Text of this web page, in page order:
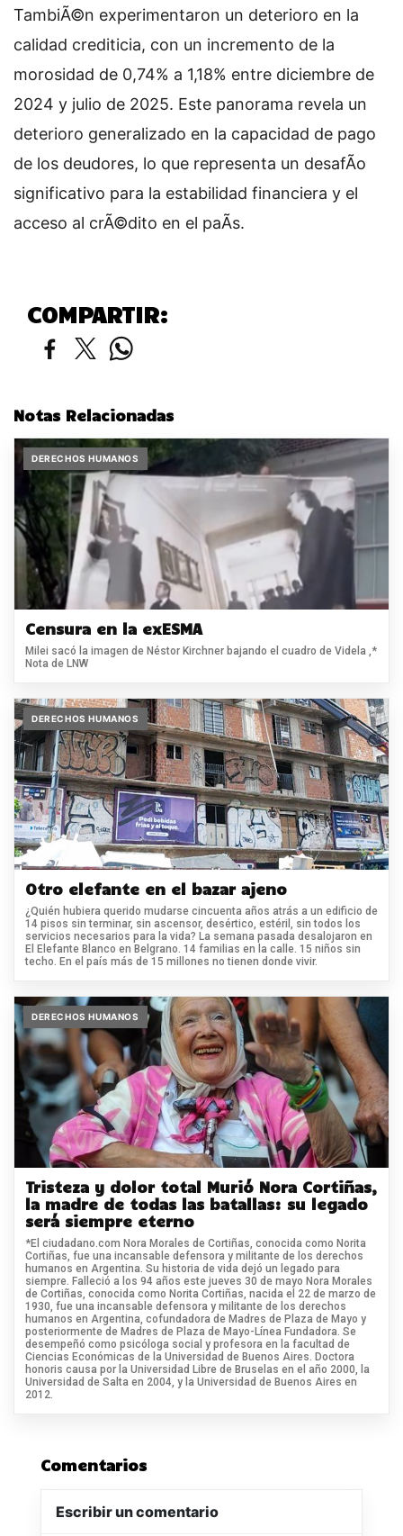
TambiÃ©n experimentaron un deterioro en la
calidad crediticia, con un incremento de la
morosidad de 0,74% a 1,18% entre diciembre de
2024 y julio de 2025. Este panorama revela un
deterioro generalizado en la capacidad de pago
de los deudores, lo que representa un desafÃ­o
significativo para la estabilidad financiera y el
acceso al crÃ©dito en el paÃ­s.
COMPARTIR:
Notas Relacionadas
DERECHOS HUMANOS
Censura en la exESMA
Milei sacó la imagen de Néstor Kirchner bajando el cuadro de Videla ,*
Nota de LNW
DERECHOS HUMANOS
Otro elefante en el bazar ajeno
¿Quién hubiera querido mudarse cincuenta años atrás a un edificio de
14 pisos sin terminar, sin ascensor, desértico, estéril, sin todos los
servicios necesarios para la vida? La semana pasada desalojaron en
El Elefante Blanco en Belgrano. 14 familias en la calle. 15 niños sin
techo. En el país más de 15 millones no tienen donde vivir.
DERECHOS HUMANOS
Tristeza y dolor total Murió Nora Cortiñas,
la madre de todas las batallas: su legado
será siempre eterno
*El ciudadano.com Nora Morales de Cortiñas, conocida como Norita
Cortiñas, fue una incansable defensora y militante de los derechos
humanos en Argentina. Su historia de vida dejó un legado para
siempre. Falleció a los 94 años este jueves 30 de mayo Nora Morales
de Cortiñas, conocida como Norita Cortiñas, nacida el 22 de marzo de
1930, fue una incansable defensora y militante de los derechos
humanos en Argentina, cofundadora de Madres de Plaza de Mayo y
posteriormente de Madres de Plaza de Mayo-Línea Fundadora. Se
desempeñó como psicóloga social y profesora en la facultad de
Ciencias Económicas de la Universidad de Buenos Aires. Doctora
honoris causa por la Universidad Libre de Bruselas en el año 2000, la
Universidad de Salta en 2004, y la Universidad de Buenos Aires en
2012.
Comentarios
Escribir un comentario